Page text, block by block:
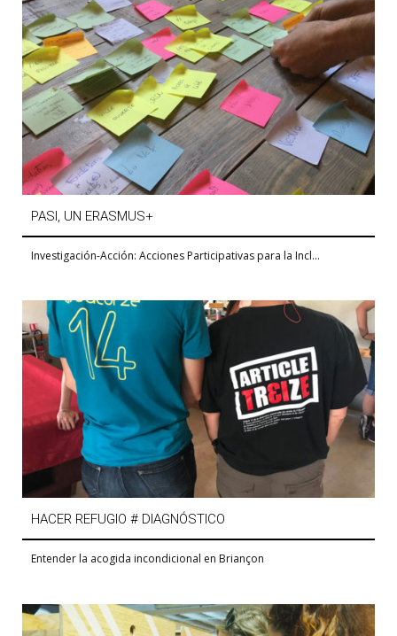
PASI, UN ERASMUS+
Investigación-Acción: Acciones Participativas para la Incl...
HACER REFUGIO # DIAGNÓSTICO
Entender la acogida incondicional en Briançon